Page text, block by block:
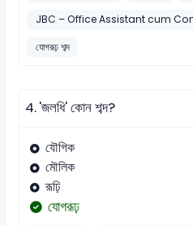
JBC – Office Assistant cum
যোগরূঢ় শব্দ
4.'জলধি' কোন শব্দ?
যৌগিক
মৌলিক
রূঢ়ি
যোগরূঢ়